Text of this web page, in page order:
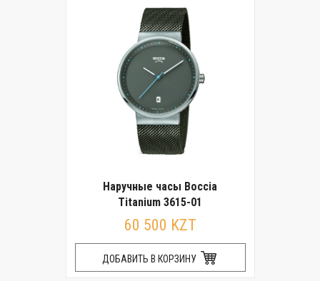
Наручные часы Boccia
Titanium 3615-01
60 500 KZT
ДОБАВИТЬ В КОРЗИНУ